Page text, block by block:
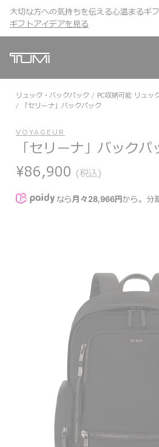
ギフトアイデアを見る こちら
大切な方への気持ちを伝える心温まるギ
ギフトアイデアを見る
こちら
リュック・バックパック PC収納可能 リュッ
「セリーナ」バックパック
VOYAGEUR
「セリーナ」バックパ
¥86,900 (税込)
なら月々28,966円から。分